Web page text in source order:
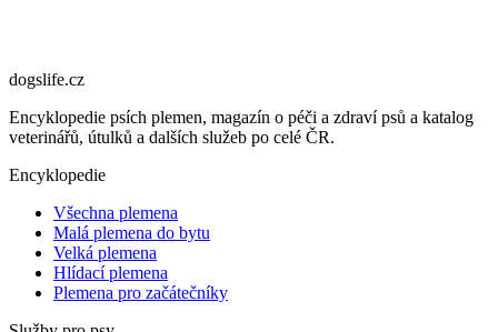
dogslife.cz
Encyklopedie psích plemen, magazín o péči a zdraví psů a katalog
veterinářů, útulků a dalších služeb po celé ČR.
Encyklopedie
Všechna plemena
Malá plemena do bytu
Velká plemena
Hlídací plemena
Plemena pro začátečníky